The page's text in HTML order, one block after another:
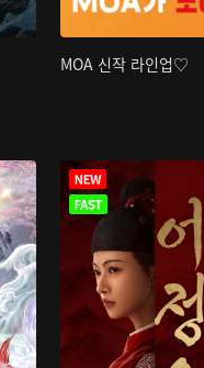
MOA 신작 라인업♡